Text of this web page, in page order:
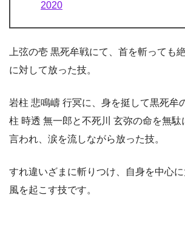
2020
上弦の壱 黒死牟戦にて、首を斬っても
に対して放った技。
岩柱 悲鳴嶹 行冥に、身を挺して黒死牟
柱 時透 無一郎と不死川 玄弥の命を無駄
言われ、涙を流しながら放った技。
すれ違いざまに斬りつけ、自身を中心
風を起こす技です。